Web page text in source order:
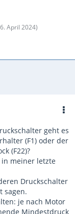
6. April 2024)
geht es
(F1) oder der
(F22)?
meiner letzte
Druckschalter
sagen.
je nach Motor
Mindestdruck